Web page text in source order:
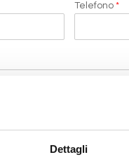
Dettagli
Telefono *